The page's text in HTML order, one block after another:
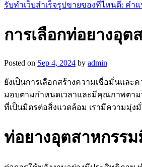
รับทำเว็บสำเร็จรูปขายของที่ไหนดี: ค
การเลือกท่อยางอุ
Posted on Sep 4, 2024 by admin
ยังเป็นการเลือกสร้างความเชื่อมั่นแล
มอบตามกำหนดเวลาและมีคุณภาพตาม
ที่เป็นมิตรต่อสิ่งแวดล้อม เรามีความมุ่ง
ท่อยางอุตสาหกรร